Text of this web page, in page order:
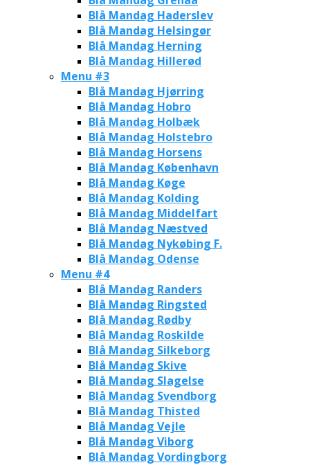
Blå Mandag Haderslev
Blå Mandag Helsingør
Blå Mandag Herning
Blå Mandag Hillerød
Menu #3
Blå Mandag Hjørring
Blå Mandag Hobro
Blå Mandag Holbæk
Blå Mandag Holstebro
Blå Mandag Horsens
Blå Mandag København
Blå Mandag Køge
Blå Mandag Kolding
Blå Mandag Middelfart
Blå Mandag Næstved
Blå Mandag Nykøbing F.
Blå Mandag Odense
Menu #4
Blå Mandag Randers
Blå Mandag Ringsted
Blå Mandag Rødby
Blå Mandag Roskilde
Blå Mandag Silkeborg
Blå Mandag Skive
Blå Mandag Slagelse
Blå Mandag Svendborg
Blå Mandag Thisted
Blå Mandag Vejle
Blå Mandag Viborg
Blå Mandag Vordingborg